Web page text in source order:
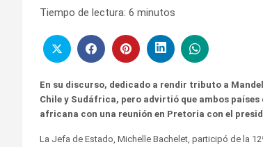
Tiempo de lectura: 6 minutos
En su discurso, dedicado a rendir tributo a
Chile y Sudáfrica, pero advirtió que ambos
africana con una reunión en Pretoria con el
La Jefa de Estado, Michelle Bachelet, participó de la